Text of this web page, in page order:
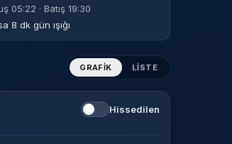
05:22 · Batış 19:30
8 dk gün ışığı
GRAFIK LISTE
Hissedilen